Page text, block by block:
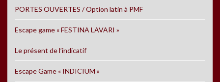
PORTES OUVERTES / Option latin à PMF
Escape game « FESTINA LAVARI »
Le présent de l’indicatif
Escape Game « INDICIUM »